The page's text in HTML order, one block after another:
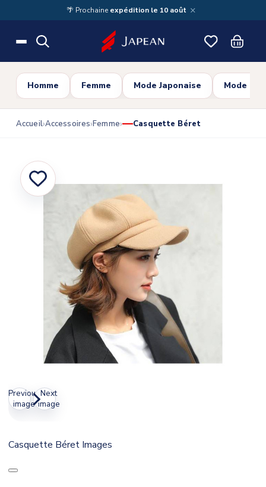
Skip to main content🌴 Prochaine expédition le 10 août ×
Homme Femme Mode Japonaise Mode
Accueil Accessoires Femme Casquette Béret
Previous
image
Next
image
Casquette Béret Images